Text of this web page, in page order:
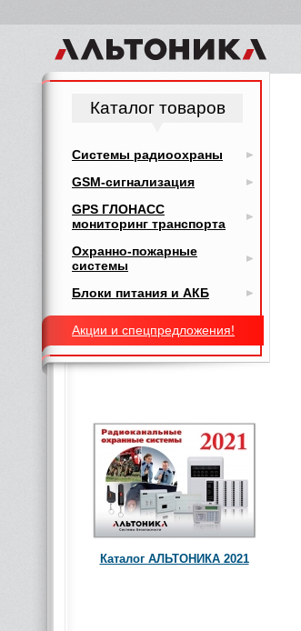
Каталог товаров
Системы радиоохраны
GSM-сигнализация
GPS ГЛОНАСС
мониторинг транспорта
Охранно-пожарные
системы
Блоки питания и АКБ
Акции и спецпредложения!
Каталог АЛЬТОНИКА 2021